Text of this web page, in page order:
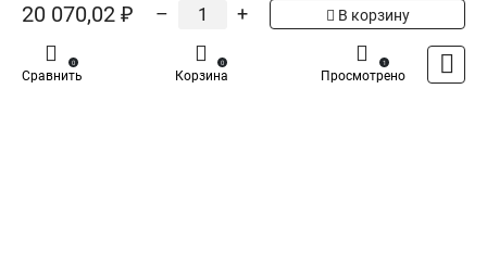
20 070,02 ₽ – + В корзину
Сравнить
0
Корзина
0
Просмотрено
1